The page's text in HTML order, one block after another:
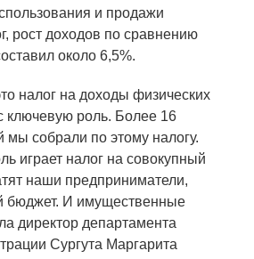
и продажи
рост доходов по сравнению
около 6,5%.
налог на доходы физических
ключевую роль. Более 16
мы собрали по этому налогу.
играет налог на совокупный
наши предприниматели,
бюджет. И имущественные
директор департамента
Сургута Маргарита